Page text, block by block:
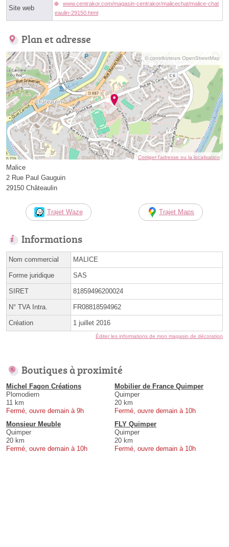
Site web
www.centrakor.com/magasin-centrakor/malicechat/malice-chat
eaulin-29150.html
Plan et adresse
© contributeurs OpenStreetMap
Corriger l’adresse ou la localisation
Malice
2 Rue Paul Gauguin
29150 Châteaulin
Trajet Waze Trajet Maps
Informations
Nom commercial MALICE
Forme juridique SAS
SIRET 81859496200024
N° TVA Intra. FR08818594962
Création 1 juillet 2016
Éditer les informations de mon magasin de décoration
Boutiques à proximité
Michel Fagon Créations
Plomodiern
11 km
Fermé, ouvre demain à 9h
Mobilier de France Quimper
Quimper
20 km
Fermé, ouvre demain à 10h
Monsieur Meuble
Quimper
20 km
Fermé, ouvre demain à 10h
FLY Quimper
Quimper
20 km
Fermé, ouvre demain à 10h